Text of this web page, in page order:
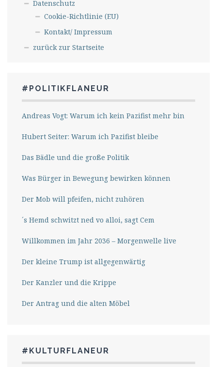
Datenschutz
Cookie-Richtlinie (EU)
Kontakt/ Impressum
zurück zur Startseite
#POLITIKFLANEUR
Andreas Vogt: Warum ich kein Pazifist mehr bin
Hubert Seiter: Warum ich Pazifist bleibe
Das Bädle und die große Politik
Was Bürger in Bewegung bewirken können
Der Mob will pfeifen, nicht zuhören
´s Hemd schwitzt ned vo alloi, sagt Cem
Willkommen im Jahr 2036 – Morgenwelle live
Der kleine Trump ist allgegenwärtig
Der Kanzler und die Krippe
Der Antrag und die alten Möbel
#KULTURFLANEUR